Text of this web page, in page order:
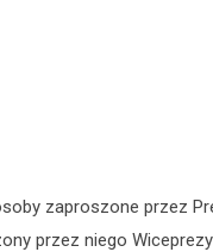
zaproszone przez
przez niego